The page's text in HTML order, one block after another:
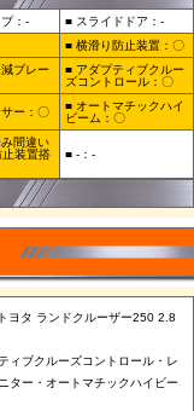
：-
■ スライドドア：-
■ 横滑り防止装置：〇
ブレー
■ アダプティブクルー
ズコントロール：〇
ー：〇
■ オートマチックハイ
ビーム：〇
間違い
止装置搭
■ -：-
ヨタ ランドクルーザー250 2.8
ィブクルーズコントロール・レ
ター・オートマチックハイビー